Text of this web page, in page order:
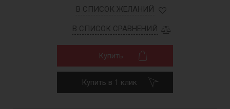
В СПИСОК ЖЕЛАНИЙ
В СПИСОК СРАВНЕНИЙ
Купить
Купить в 1 клик